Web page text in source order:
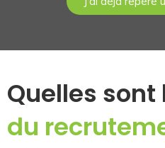
Quelles sont
du